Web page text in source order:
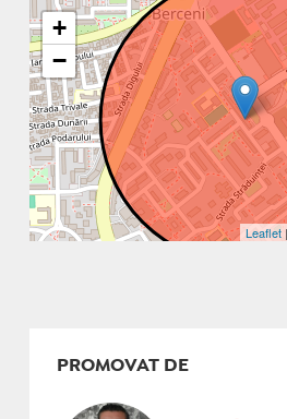
+
−
Leaflet
PROMOVAT DE